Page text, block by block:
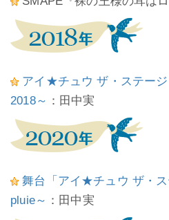
アイ★チュウ ザ・ステー
2018～ ：田中実
舞台「アイ★チュウ ザ・
pluie～ ：田中実